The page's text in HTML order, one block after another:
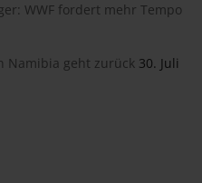
WWF fordert mehr Tempo
Namibia geht zurück 30. Juli